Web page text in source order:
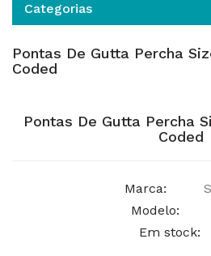
Categorias
Pontas De Gutta Percha
Coded
Pontas De Gutta Percha
Coded
Marca:
Modelo:
Em stock: